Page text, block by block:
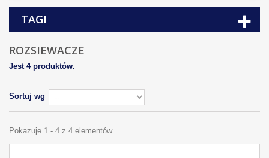
TAGI
ROZSIEWACZE
Jest 4 produktów.
Sortuj wg
Pokazuje 1 - 4 z 4 elementów